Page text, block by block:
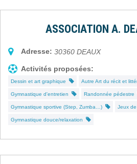
ASSOCIATION A.
Adresse: 30360 DEAUX
Activités proposées:
Dessin et art graphique Autre Art du récit et
Gymnastique d'entretien Randonnée pédestre
Gymnastique sportive (Step, Zumba…) Jeux
Gymnastique douce/relaxation